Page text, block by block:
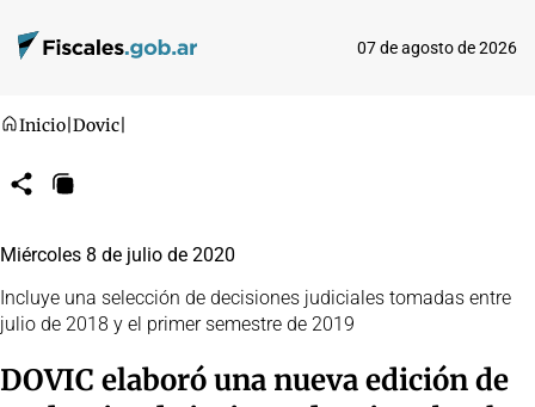
07 de agosto de 2026
Inicio Dovic
CompartirCopiar
Miércoles 8 de julio de 2020
Incluye una selección de decisiones judiciales tomadas entre
julio de 2018 y el primer semestre de 2019
DOVIC elaboró una nueva edición de